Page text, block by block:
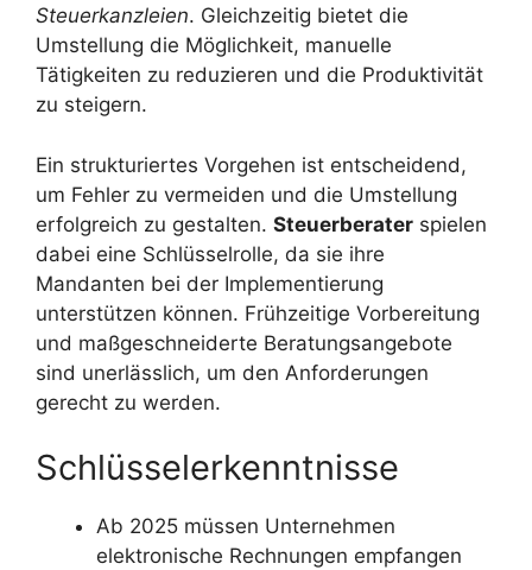
Steuerkanzleien. Gleichzeitig bietet die
Umstellung die Möglichkeit, manuelle
Tätigkeiten zu reduzieren und die Produktivität
zu steigern.
Ein strukturiertes Vorgehen ist entscheidend,
um Fehler zu vermeiden und die Umstellung
erfolgreich zu gestalten. Steuerberater spielen
dabei eine Schlüsselrolle, da sie ihre
Mandanten bei der Implementierung
unterstützen können. Frühzeitige Vorbereitung
und maßgeschneiderte Beratungsangebote
sind unerlässlich, um den Anforderungen
gerecht zu werden.
Schlüsselerkenntnisse
Ab 2025 müssen Unternehmen
elektronische Rechnungen empfangen